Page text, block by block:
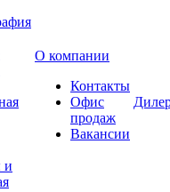
и
О компании
Контакты
Офис
продаж
Вакансии